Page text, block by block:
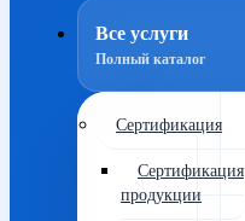
Все услуги
Полный каталог
Сертификация
Сертификация
продукции